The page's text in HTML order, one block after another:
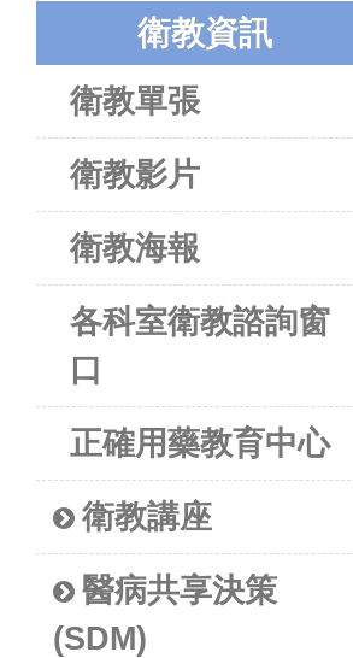
衛教資訊
衛教單張
衛教影片
衛教海報
各科室衛教諮詢窗
口
正確用藥教育中心
衛教講座
醫病共享決策
(SDM)